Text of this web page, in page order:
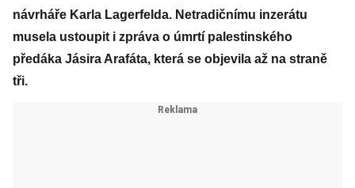
návrháře Karla Lagerfelda. Netradičnímu inzerátu
musela ustoupit i zpráva o úmrtí palestinského
předáka Jásira Arafáta, která se objevila až na straně
tři.